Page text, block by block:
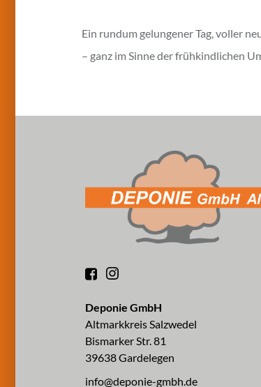
Ein rundum gelungener Tag, voller
– ganz im Sinne der frühkindlichen
Deponie GmbH
Altmarkkreis Salzwedel
Bismarker Str. 81
39638 Gardelegen
info@deponie-gmbh.de